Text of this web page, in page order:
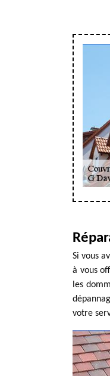
Si vous
à vous
les
votre